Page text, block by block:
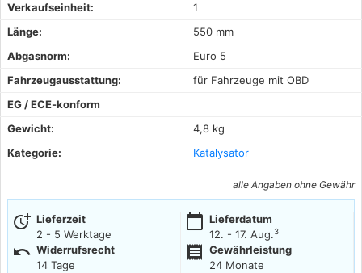
Verkaufseinheit:
1
Länge:
550 mm
Abgasnorm:
Euro 5
Fahrzeugausstattung:
für Fahrzeuge mit OBD
EG / ECE-konform
Gewicht:
4,8 kg
Kategorie:
Katalysator
alle Angaben ohne Gewähr
more_time Lieferzeit
2 - 5 Werktage
calendar_today Lieferdatum
12. - 17. Aug.3
undo Widerrufsrecht
14 Tage
receipt
Gewährleistung
24 Monate